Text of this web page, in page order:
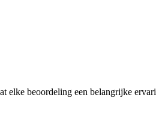
elke beoordeling een belangrijke